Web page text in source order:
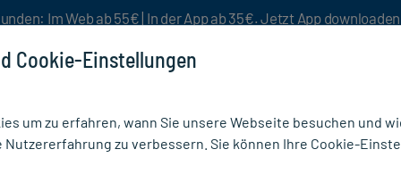
Im Web ab 55€ | In der App ab 35€. Jetzt App downloaden
Cookie-Einstellungen
um zu erfahren, wann Sie unsere Webseite besuchen und
Nutzererfahrung zu verbessern. Sie können Ihre Cookie-